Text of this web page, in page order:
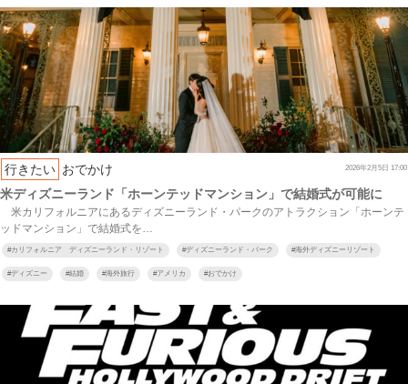
行きたい おでかけ 2026年2月5日 17:00
米ディズニーランド「ホーンテッドマンション」で結婚式が可能に
米カリフォルニアにあるディズニーランド・パークのアトラクション「ホーンテ
ッドマンション」で結婚式を…
#カリフォルニア ディズニーランド・リゾート #ディズニーランド・パーク #海外ディズニーリゾート
#ディズニー #結婚 #海外旅行 #アメリカ #おでかけ